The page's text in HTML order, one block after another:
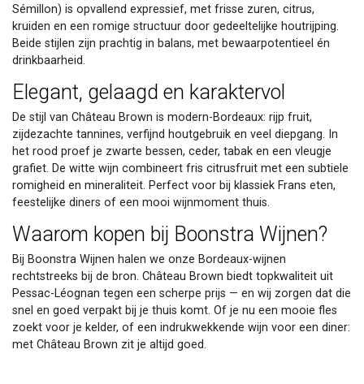
Sémillon) is opvallend expressief, met frisse zuren, citrus,
kruiden en een romige structuur door gedeeltelijke houtrijping.
Beide stijlen zijn prachtig in balans, met bewaarpotentieel én
drinkbaarheid.
Elegant, gelaagd en karaktervol
De stijl van Château Brown is modern-Bordeaux: rijp fruit,
zijdezachte tannines, verfijnd houtgebruik en veel diepgang. In
het rood proef je zwarte bessen, ceder, tabak en een vleugje
grafiet. De witte wijn combineert fris citrusfruit met een subtiele
romigheid en mineraliteit. Perfect voor bij klassiek Frans eten,
feestelijke diners of een mooi wijnmoment thuis.
Waarom kopen bij Boonstra Wijnen?
Bij Boonstra Wijnen halen we onze Bordeaux-wijnen
rechtstreeks bij de bron. Château Brown biedt topkwaliteit uit
Pessac-Léognan tegen een scherpe prijs — en wij zorgen dat die
snel en goed verpakt bij je thuis komt. Of je nu een mooie fles
zoekt voor je kelder, of een indrukwekkende wijn voor een diner:
met Château Brown zit je altijd goed.